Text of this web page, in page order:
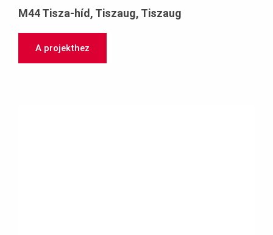
M44 Tisza-híd, Tiszaug, Tiszaug
A projekthez